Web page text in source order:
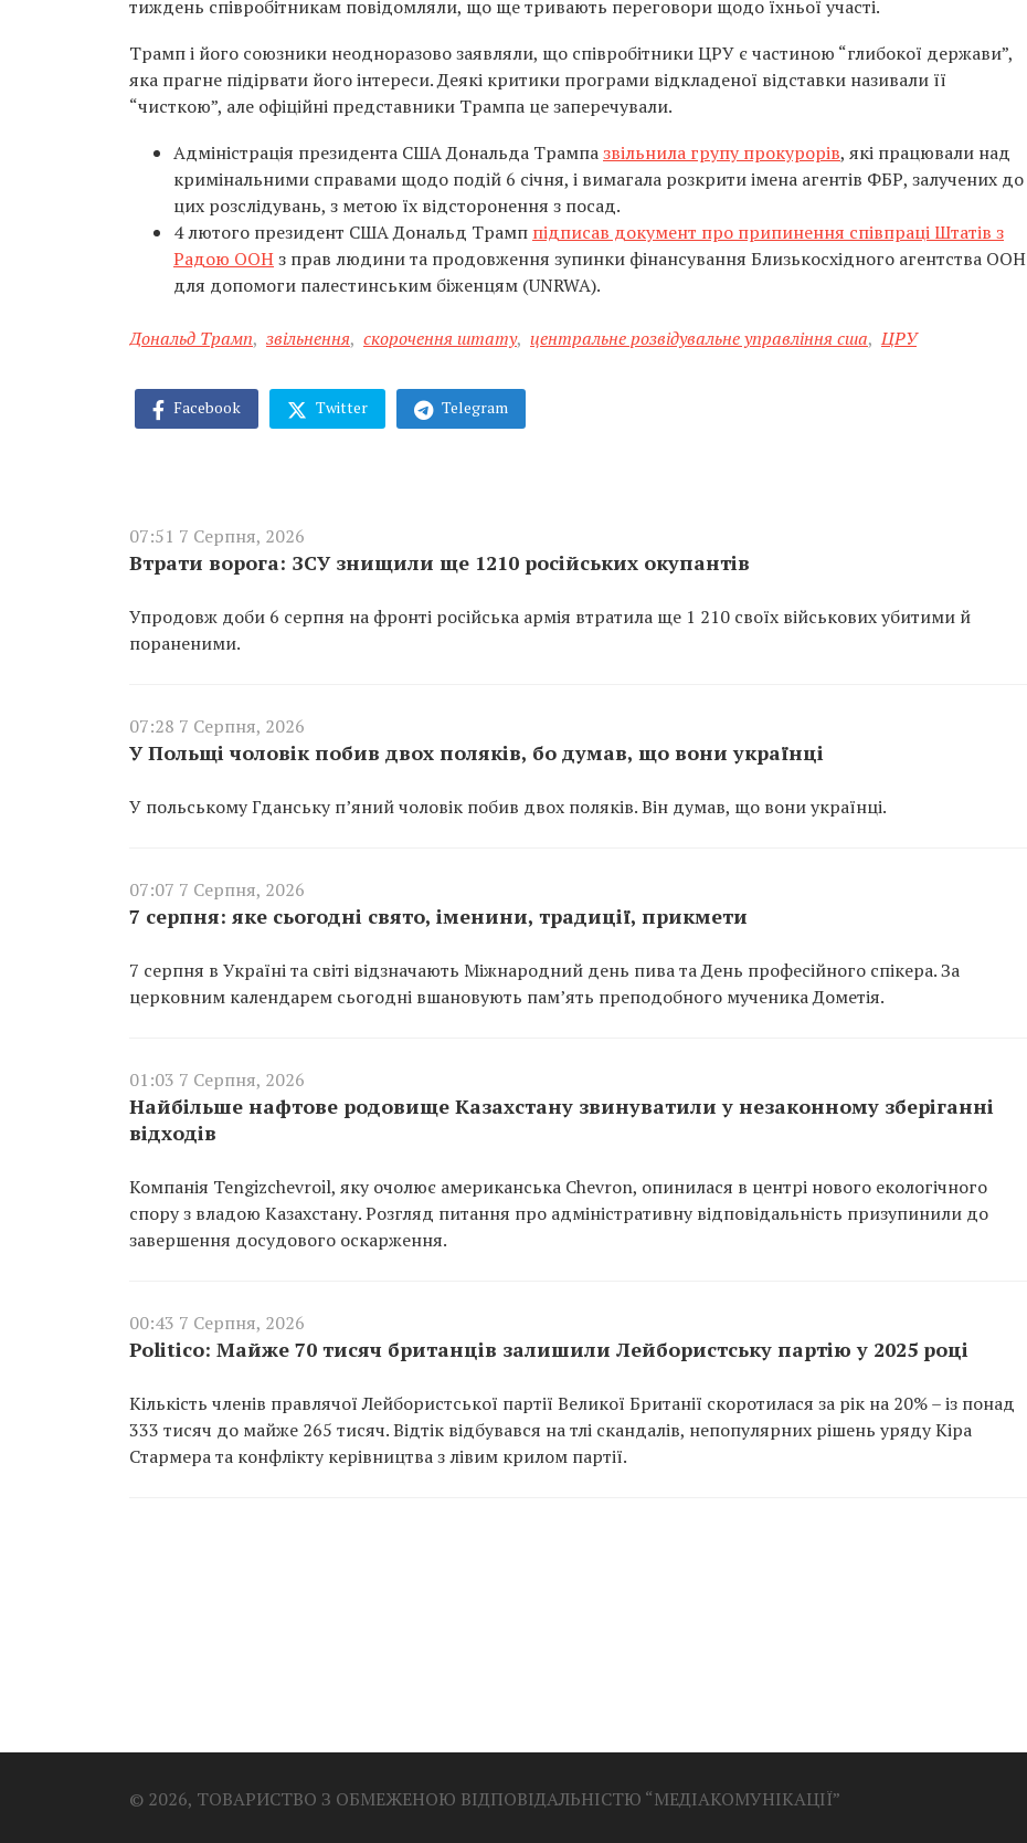
тиждень співробітникам повідомляли, що ще тривають переговори щодо їхньої участі.
Трамп і його союзники неодноразово заявляли, що співробітники ЦРУ є частиною “глибокої держави”,
яка прагне підірвати його інтереси. Деякі критики програми відкладеної відставки називали її
“чисткою”, але офіційні представники Трампа це заперечували.
Адміністрація президента США Дональда Трампазвільнила групу прокурорів, які працювали над
кримінальними справами щодо подій 6 січня, і вимагала розкрити імена агентів ФБР, залучених до
цих розслідувань, з метою їх відсторонення з посад.
4 лютого президент США Дональд Трамп підписав документ про припинення співпраці Штатів з
Радою ООНз прав людини та продовження зупинки фінансування Близькосхідного агентства ООН
для допомоги палестинським біженцям (UNRWA).
Дональд Трамп, звільнення, скорочення штату, центральне розвідувальне управління сша, ЦРУ
Facebook Twitter Telegram
07:51 7 Серпня, 2026
Втрати ворога: ЗСУ знищили ще 1210 російських окупантів
Упродовж доби 6 серпня на фронті російська армія втратила ще 1 210 своїх військових убитими й
пораненими.
07:28 7 Серпня, 2026
У Польщі чоловік побив двох поляків, бо думав, що вони українці
У польському Гданську п’яний чоловік побив двох поляків. Він думав, що вони українці.
07:07 7 Серпня, 2026
7 серпня: яке сьогодні свято, іменини, традиції, прикмети
7 серпня в Україні та світі відзначають Міжнародний день пива та День професійного спікера. За
церковним календарем сьогодні вшановують пам’ять преподобного мученика Дометія.
01:03 7 Серпня, 2026
Найбільше нафтове родовище Казахстану звинуватили у незаконному зберіганні
відходів
Компанія Tengizchevroil, яку очолює американська Chevron, опинилася в центрі нового екологічного
спору з владою Казахстану. Розгляд питання про адміністративну відповідальність призупинили до
завершення досудового оскарження.
00:43 7 Серпня, 2026
Politico: Майже 70 тисяч британців залишили Лейбористську партію у 2025 році
Кількість членів правлячої Лейбористської партії Великої Британії скоротилася за рік на 20% – із понад
333 тисяч до майже 265 тисяч. Відтік відбувався на тлі скандалів, непопулярних рішень уряду Кіра
Стармера та конфлікту керівництва з лівим крилом партії.
© 2026, ТОВАРИСТВО З ОБМЕЖЕНОЮ ВІДПОВІДАЛЬНІСТЮ “МЕДІАКОМУНІКАЦІЇ”